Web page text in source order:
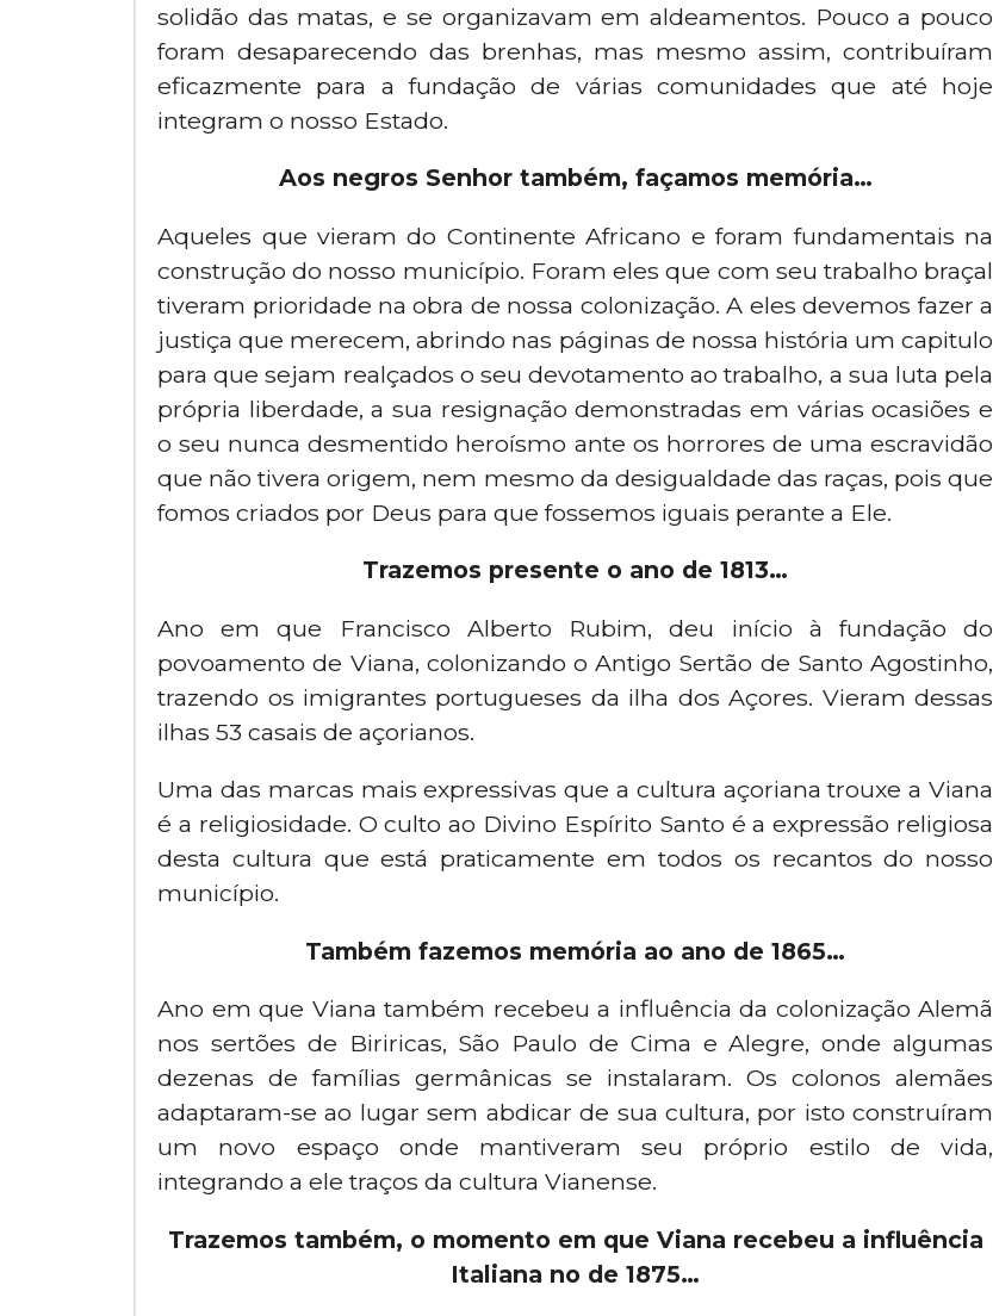
solidão das matas, e se organizavam em aldeamentos. Pouco a pouco
foram desaparecendo das brenhas, mas mesmo assim, contribuíram
eficazmente para a fundação de várias comunidades que até hoje
integram o nosso Estado.
Aos negros Senhor também, façamos memória…
Aqueles que vieram do Continente Africano e foram fundamentais na
construção do nosso município. Foram eles que com seu trabalho braçal
tiveram prioridade na obra de nossa colonização. A eles devemos fazer a
justiça que merecem, abrindo nas páginas de nossa história um capitulo
para que sejam realçados o seu devotamento ao trabalho, a sua luta pela
própria liberdade, a sua resignação demonstradas em várias ocasiões e
o seu nunca desmentido heroísmo ante os horrores de uma escravidão
que não tivera origem, nem mesmo da desigualdade das raças, pois que
fomos criados por Deus para que fossemos iguais perante a Ele.
Trazemos presente o ano de 1813…
Ano em que Francisco Alberto Rubim, deu início à fundação do
povoamento de Viana, colonizando o Antigo Sertão de Santo Agostinho,
trazendo os imigrantes portugueses da ilha dos Açores. Vieram dessas
ilhas 53 casais de açorianos.
Uma das marcas mais expressivas que a cultura açoriana trouxe a Viana
é a religiosidade. O culto ao Divino Espírito Santo é a expressão religiosa
desta cultura que está praticamente em todos os recantos do nosso
município.
Também fazemos memória ao ano de 1865…
Ano em que Viana também recebeu a influência da colonização Alemã
nos sertões de Biriricas, São Paulo de Cima e Alegre, onde algumas
dezenas de famílias germânicas se instalaram. Os colonos alemães
adaptaram-se ao lugar sem abdicar de sua cultura, por isto construíram
um novo espaço onde mantiveram seu próprio estilo de vida,
integrando a ele traços da cultura Vianense.
Trazemos também, o momento em que Viana recebeu a influência
Italiana no de 1875…